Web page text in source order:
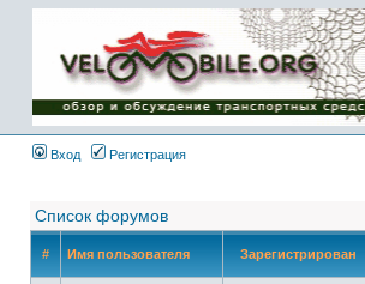
Имя пользователя:
Пароль:
{ LOG_ME_IN_SHORT
}
Вход
Регистрация
Список форумов
# Имя пользователя Зарегистрирован